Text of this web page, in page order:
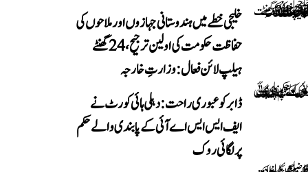
خلیجی خطے میں ہندوستانی جہازوں اور ملاحوں کی
حفاظت حکومت کی اولین ترجیح، 24 گھنٹے
ہیلپ لائن فعال: وزارتِ خارجہ
ڈابر کو عبوری راحت: دہلی ہائی کورٹ نے
ایف ایس ایس اے آئی کے پابندی والے حکم
پر لگائی روک